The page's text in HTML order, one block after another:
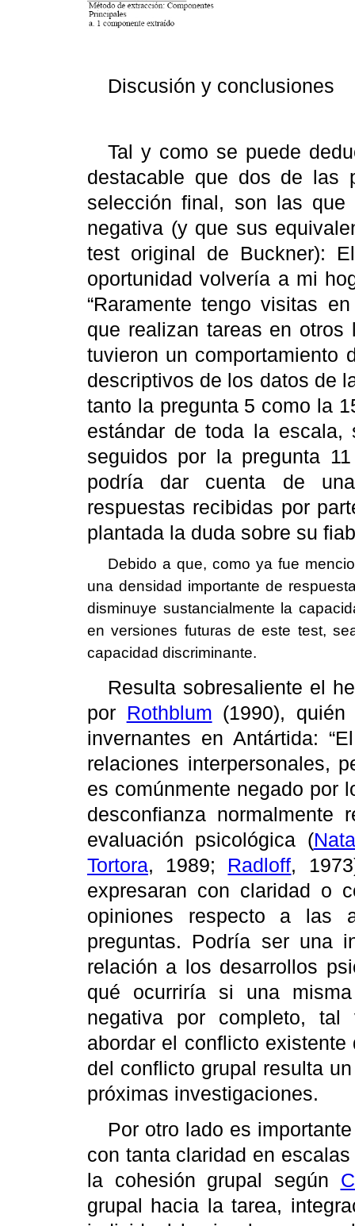
Discusión y conclusiones
Tal y como se puede
destacable que dos de las
selección final, son las que
negativa (y que sus
test original de Buckner):
oportunidad volvería a mi
“Raramente tengo visitas
que realizan tareas en otros
tuvieron un comportamiento
descriptivos de los datos de
tanto la pregunta 5 como la
estándar de toda la escala,
seguidos por la pregunta
podría dar cuenta de
respuestas recibidas por
plantada la duda sobre su
Debido a que, como ya fue
una densidad importante de
disminuye sustancialmente la
en versiones futuras de este test,
capacidad discriminante.
Resulta sobresaliente el
por Rothblum (1990),
invernantes en Antártida:
relaciones interpersonales,
es comúnmente negado por
desconfianza
evaluación psicológica (
Tortora, 1989; Radloff,
expresaran con claridad o
opiniones respecto a las
preguntas. Podría ser una
relación a los desarrollos
qué ocurriría si una
negativa por completo,
abordar el conflicto
del conflicto grupal resulta
próximas investigaciones.
Por otro lado es
con tanta claridad en
la cohesión grupal según
grupal hacia la tarea,